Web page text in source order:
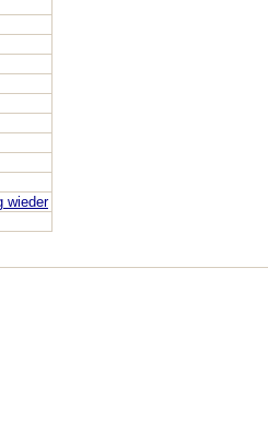
wieder